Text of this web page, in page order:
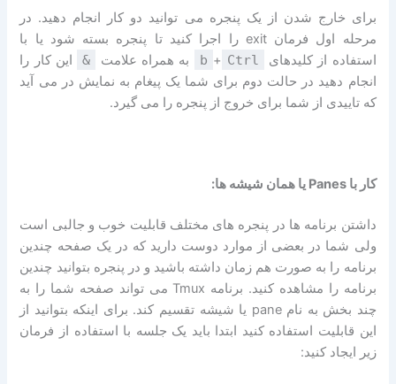
برای خارج شدن از یک پنجره می توانید دو کار انجام دهید. در
مرحله اول فرمان exit را اجرا کنید تا پنجره بسته شود یا با
استفاده از کلیدهای
Ctrl
+
b به همراه علامت &
این کار را
انجام دهید در حالت دوم برای شما یک پیغام به نمایش در می آید
که تاییدی از شما برای خروج از پنجره را می گیرد.
کار با Panes یا همان شیشه ها:
داشتن برنامه ها در پنجره های مختلف قابلیت خوب و جالبی است
ولی شما در بعضی از موارد دوست دارید که در یک صفحه چندین
برنامه را به صورت هم زمان داشته باشید و در پنجره بتوانید چندین
برنامه را مشاهده کنید. برنامه Tmux می تواند صفحه شما را به
چند بخش به نام pane یا شیشه تقسیم کند. برای اینکه بتوانید از
این قابلیت استفاده کنید ابتدا باید یک جلسه با استفاده از فرمان
زیر ایجاد کنید: